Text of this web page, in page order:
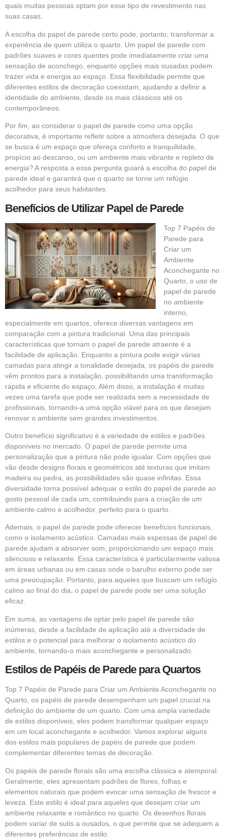
quais muitas pessoas optam por esse tipo de revestimento nas
suas casas.
A escolha do papel de parede certo pode, portanto, transformar a
experiência de quem utiliza o quarto. Um papel de parede com
padrões suaves e cores quentes pode imediatamente criar uma
sensação de aconchego, enquanto opções mais ousadas podem
trazer vida e energia ao espaço. Essa flexibilidade permite que
diferentes estilos de decoração coexistam, ajudando a definir a
identidade do ambiente, desde os mais clássicos até os
contemporâneos.
Por fim, ao considerar o papel de parede como uma opção
decorativa, é importante refletir sobre a atmosfera desejada. O que
se busca é um espaço que ofereça conforto e tranquilidade,
propício ao descanso, ou um ambiente mais vibrante e repleto de
energia? A resposta a essa pergunta guiará a escolha do papel de
parede ideal e garantirá que o quarto se torne um refúgio
acolhedor para seus habitantes.
Benefícios de Utilizar Papel de Parede
Top 7 Papéis de
Parede para
Criar um
Ambiente
Aconchegante no
Quarto, o uso de
papel de parede
no ambiente
interno,
especialmente em quartos, oferece diversas vantagens em
comparação com a pintura tradicional. Uma das principais
características que tornam o papel de parede atraente é a
facilidade de aplicação. Enquanto a pintura pode exigir várias
camadas para atingir a tonalidade desejada, os papéis de parede
vêm prontos para a instalação, possibilitando uma transformação
rápida e eficiente do espaço. Além disso, a instalação é muitas
vezes uma tarefa que pode ser realizada sem a necessidade de
profissionais, tornando-a uma opção viável para os que desejam
renovar o ambiente sem grandes investimentos.
Outro benefício significativo é a variedade de estilos e padrões
disponíveis no mercado. O papel de parede permite uma
personalização que a pintura não pode igualar. Com opções que
vão desde designs florais e geométricos até texturas que imitam
madeira ou pedra, as possibilidades são quase infinitas. Essa
diversidade torna possível adequar o estilo do papel de parede ao
gosto pessoal de cada um, contribuindo para a criação de um
ambiente calmo e acolhedor, perfeito para o quarto.
Ademais, o papel de parede pode oferecer benefícios funcionais,
como o isolamento acústico. Camadas mais espessas de papel de
parede ajudam a absorver som, proporcionando um espaço mais
silencioso e relaxante. Essa característica é particularmente valiosa
em áreas urbanas ou em casas onde o barulho externo pode ser
uma preocupação. Portanto, para aqueles que buscam um refúgio
calmo ao final do dia, o papel de parede pode ser uma solução
eficaz.
Em suma, as vantagens de optar pelo papel de parede são
inúmeras, desde a facilidade de aplicação até a diversidade de
estilos e o potencial para melhorar o isolamento acústico do
ambiente, tornando-o mais aconchegante e personalizado.
Estilos de Papéis de Parede para Quartos
Top 7 Papéis de Parede para Criar um Ambiente Aconchegante no
Quarto, os papéis de parede desempenham um papel crucial na
definição do ambiente de um quarto. Com uma ampla variedade
de estilos disponíveis, eles podem transformar qualquer espaço
em um local aconchegante e acolhedor. Vamos explorar alguns
dos estilos mais populares de papéis de parede que podem
complementar diferentes temas de decoração.
Os papéis de parede florais são uma escolha clássica e atemporal.
Geralmente, eles apresentam padrões de flores, folhas e
elementos naturais que podem evocar uma sensação de frescor e
leveza. Este estilo é ideal para aqueles que desejam criar um
ambiente relaxante e romântico no quarto. Os desenhos florais
podem variar de sutis a ousados, o que permite que se adequem a
diferentes preferências de estilo.